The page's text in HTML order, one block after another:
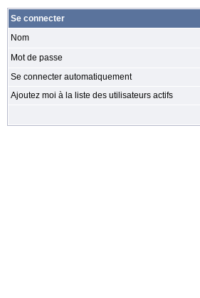
Se connecter
Nom
Mot de passe
Se connecter automatiquement
Ajoutez moi à la liste des utilisateurs actifs